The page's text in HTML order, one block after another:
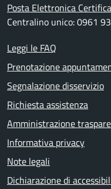
Posta Elettronica
Centralino unico: 0961
Leggi le FAQ
Prenotazione
Segnalazione disservizio
Richiesta assistenza
Amministrazione
Informativa privacy
Note legali
Dichiarazione di